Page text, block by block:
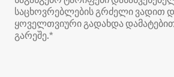
საცხოვრებლების გრძელი ვადით
ყოველთვიური გადახდა
გარეშე.*